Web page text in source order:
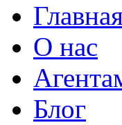
О нас
Блог